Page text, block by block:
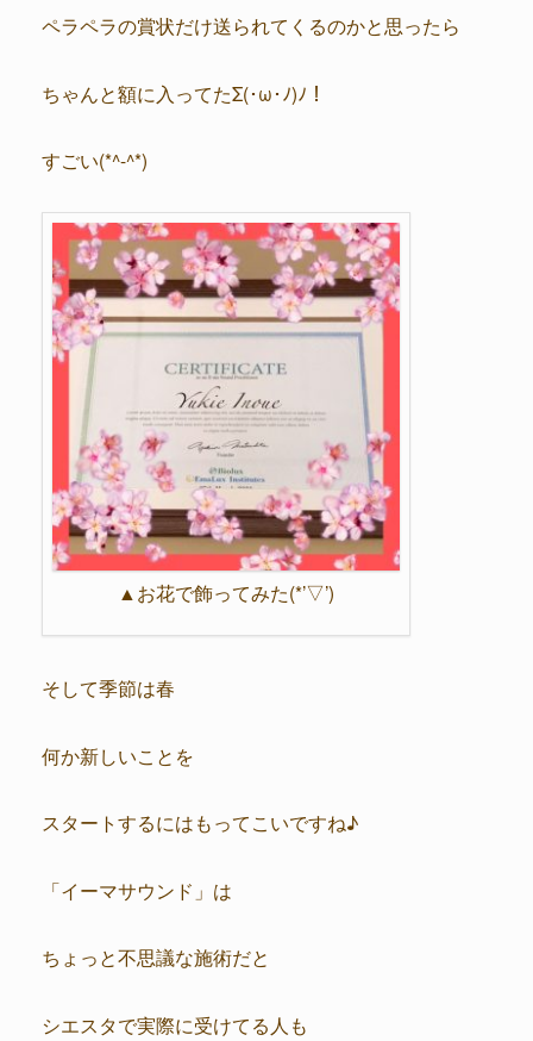
ペラペラの賞状だけ送られてくるのかと思ったら
ちゃんと額に入ってたΣ(･ω･ﾉ)ﾉ！
すごい(*^-^*)
▲お花で飾ってみた(*’▽’)
そして季節は春
何か新しいことを
スタートするにはもってこいですね♪
「イーマサウンド」は
ちょっと不思議な施術だと
シエスタで実際に受けてる人も